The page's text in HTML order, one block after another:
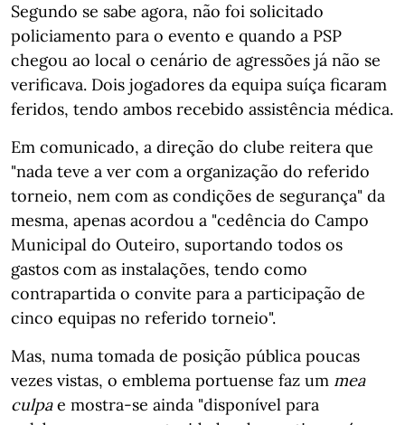
Segundo se sabe agora, não foi solicitado
policiamento para o evento e quando a PSP
chegou ao local o cenário de agressões já não se
verificava. Dois jogadores da equipa suíça ficaram
feridos, tendo ambos recebido assistência médica.
Em comunicado, a direção do clube reitera que
"nada teve a ver com a organização do referido
torneio, nem com as condições de segurança" da
mesma, apenas acordou a "cedência do Campo
Municipal do Outeiro, suportando todos os
gastos com as instalações, tendo como
contrapartida o convite para a participação de
cinco equipas no referido torneio".
Mas, numa tomada de posição pública poucas
vezes vistas, o emblema portuense faz um mea
culpae mostra-se ainda "disponível para